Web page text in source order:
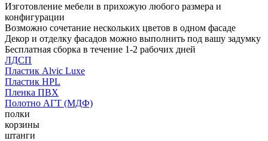
Изготовление мебели в прихожую любого размера и
конфигурации
Возможно сочетание нескольких цветов в одном фасаде
Декор и отделку фасадов можно выполнить под вашу задумку
Бесплатная сборка в течение 1-2 рабочих дней
ЛДСП
Пластик Alvic Luxe
Пластик HPL
Пленка ПВХ
Полотно АГТ (МДФ)
полки
корзины
штанги